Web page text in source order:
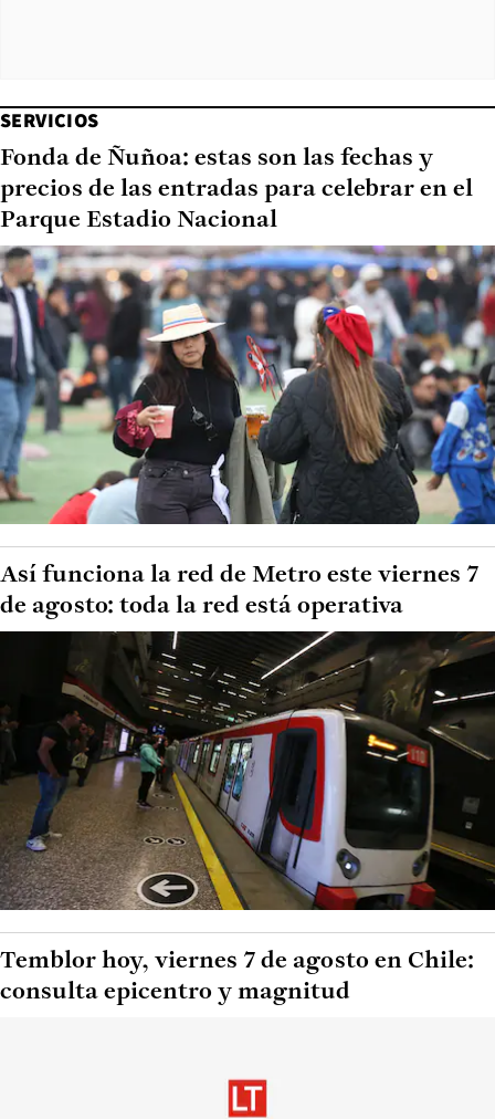
SERVICIOS
Fonda de Ñuñoa: estas son las fechas y
precios de las entradas para celebrar en el
Parque Estadio Nacional
Así funciona la red de Metro este viernes 7
de agosto: toda la red está operativa
Temblor hoy, viernes 7 de agosto en Chile:
consulta epicentro y magnitud